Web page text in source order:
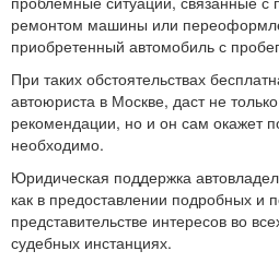
ремонтом машины или
приобретенный автомобиль с
При таких обстоятельствах
автоюриста в Москве, даст не
рекомендации, но и он сам окажет
необходимо.
Юридическая поддержка
как в предоставлении подробных и
представительстве интересов во
судебных инстанциях.